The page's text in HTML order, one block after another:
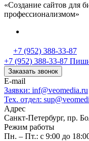
«Создание сайтов для
профессионализмом»
+7 (952) 388-33-87
+7 (952) 388-33-87
Заказать звонок
E-mail
Заявки: inf@veomedia.ru
Тех. отдел:
Адрес
Санкт-Петербург, пр.
Режим работы
Пн. – Пт.: с 9:00 до